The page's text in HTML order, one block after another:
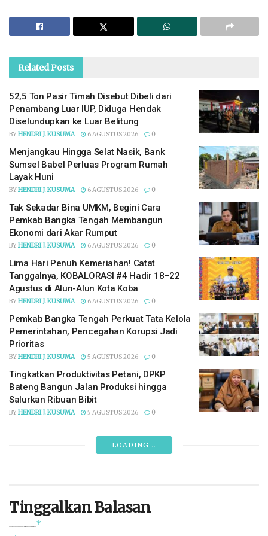
RelatedPosts
52,5 Ton Pasir Timah Disebut Dibeli dari
Penambang Luar IUP, Diduga Hendak
Diselundupkan ke Luar Belitung
BYHENDRI J. KUSUMA 6 AGUSTUS 2026 0
Menjangkau Hingga Selat Nasik, Bank
Sumsel Babel Perluas Program Rumah
Layak Huni
BYHENDRI J. KUSUMA 6 AGUSTUS 2026 0
Tak Sekadar Bina UMKM, Begini Cara
Pemkab Bangka Tengah Membangun
Ekonomi dari Akar Rumput
BYHENDRI J. KUSUMA 6 AGUSTUS 2026 0
Lima Hari Penuh Kemeriahan! Catat
Tanggalnya, KOBALORASI #4 Hadir 18–22
Agustus di Alun-Alun Kota Koba
BYHENDRI J. KUSUMA 6 AGUSTUS 2026 0
Pemkab Bangka Tengah Perkuat Tata Kelola
Pemerintahan, Pencegahan Korupsi Jadi
Prioritas
BYHENDRI J. KUSUMA 5 AGUSTUS 2026 0
Tingkatkan Produktivitas Petani, DPKP
Bateng Bangun Jalan Produksi hingga
Salurkan Ribuan Bibit
BYHENDRI J. KUSUMA 5 AGUSTUS 2026 0
LOADING...
Tinggalkan Balasan
*